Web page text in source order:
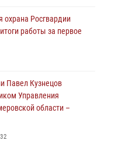
предполагаемого
ножевого ранения
мужчину,
горожанки
охрана Росгвардии
работы за первое
Павел Кузнецов
Управления
области –